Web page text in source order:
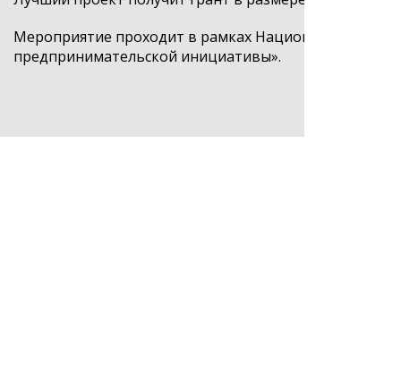
Мероприятие проходит в рамках Национального
предпринимательской инициативы».